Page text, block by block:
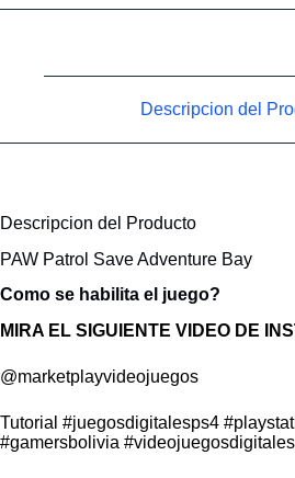
Descripcion del
Descripcion del Producto
PAW Patrol Save Adventure Bay
Como se habilita el juego?
MIRA EL SIGUIENTE VIDEO DE
@marketplayvideojuegos
Tutorial #juegosdigitalesps4
#gamersbolivia #videojuegosdigitales